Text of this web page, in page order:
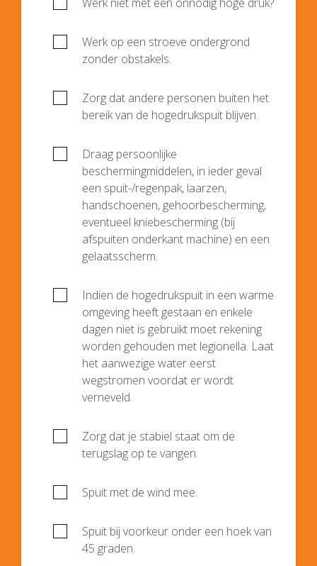
Werk op een stroeve ondergrond
zonder obstakels.
Zorg dat andere personen buiten het
bereik van de hogedrukspuit blijven.
Draag persoonlijke
beschermingmiddelen, in ieder geval
een spuit-/regenpak, laarzen,
handschoenen, gehoorbescherming,
eventueel kniebescherming (bij
afspuiten onderkant machine) en een
gelaatsscherm.
Indien de hogedrukspuit in een warme
omgeving heeft gestaan en enkele
dagen niet is gebruikt moet rekening
worden gehouden met legionella. Laat
het aanwezige water eerst
wegstromen voordat er wordt
verneveld.
Zorg dat je stabiel staat om de
terugslag op te vangen.
Spuit met de wind mee.
Spuit bij voorkeur onder een hoek van
45 graden.